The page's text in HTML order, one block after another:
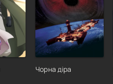
Чорна діра